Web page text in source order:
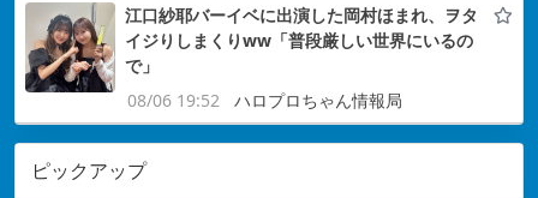
江口紗耶バーイベに出演した岡村ほまれ、ヲタ
イジりしまくりww「普段厳しい世界にいるの
で」
08/06 19:52
ハロプロちゃん情報局
ピックアップ